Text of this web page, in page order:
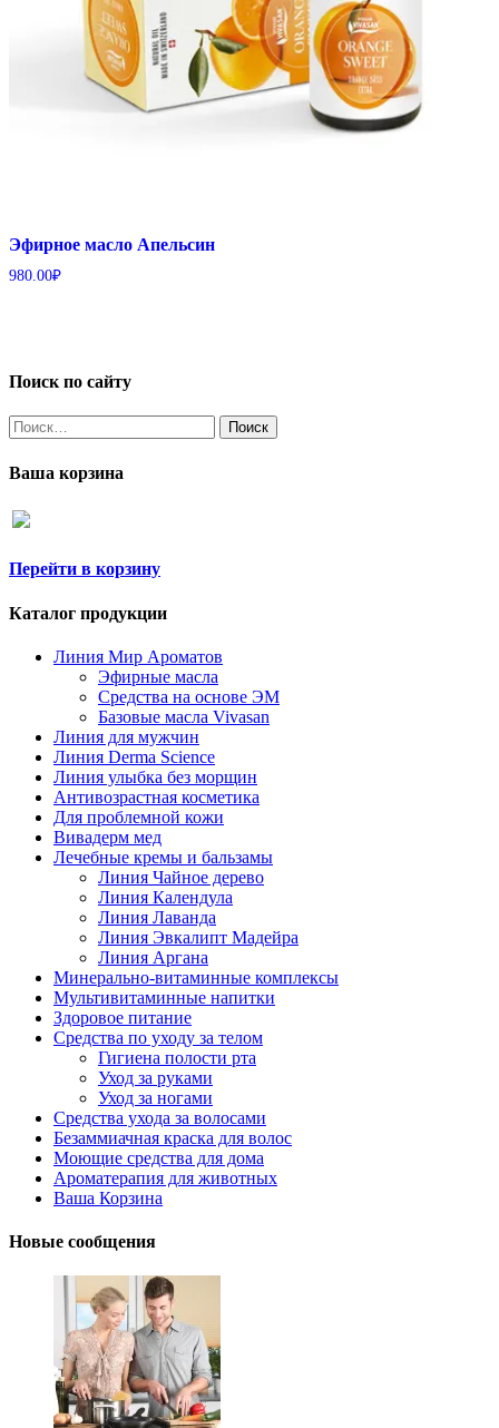
Эфирное масло Апельсин
980.00₽
Поиск по сайту
Найти:
Ваша корзина
Перейти в корзину
Каталог продукции
Линия Мир Ароматов
Эфирные масла
Средства на основе ЭМ
Базовые масла Vivasan
Линия для мужчин
Линия Derma Science
Линия улыбка без морщин
Антивозрастная косметика
Для проблемной кожи
Вивадерм мед
Лечебные кремы и бальзамы
Линия Чайное дерево
Линия Календула
Линия Лаванда
Линия Эвкалипт Мадейра
Линия Аргана
Минерально-витаминные комплексы
Мультивитаминные напитки
Здоровое питание
Средства по уходу за телом
Гигиена полости рта
Уход за руками
Уход за ногами
Средства ухода за волосами
Безаммиачная краска для волос
Моющие средства для дома
Ароматерапия для животных
Ваша Корзина
Новые сообщения